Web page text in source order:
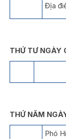
Địa
THỨ TƯ
THỨ NĂM
Phó